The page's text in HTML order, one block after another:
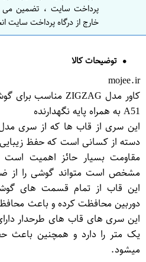
پرداخت سایت ، تضمین می
خارج از درگاه پرداخت سایت
توضیحات کالا
mojee.ir
A51 به همراه پایه نگهدارنده
این سری از قاب ها که از سری
دسته از کسانی است که حفظ
مقاومت بسیار حائز اهمیت
مشخص است متواند گوشی را از
این قاب از تمام قسمت های
دوربین محافظت کرده و باعث
این سری های قاب های طرحدار
یک متر را دارد و همچنین
میشود.